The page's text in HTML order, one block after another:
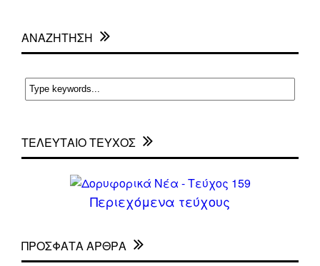
ΑΝΑΖΗΤΗΣΗ
ΤΕΛΕΥΤΑΙΟ ΤΕΥΧΟΣ
Περιεχόμενα τεύχους
ΠΡΌΣΦΑΤΑ ΆΡΘΡΑ